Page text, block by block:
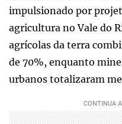
impulsionado por
agricultura no Vale do
agrícolas da terra
de 70%, enquanto
urbanos totalizaram